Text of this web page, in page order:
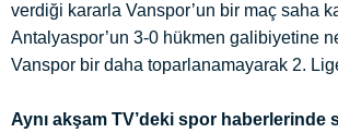
verdiği kararla Vanspor’un bir maç saha
Antalyaspor’un 3-0 hükmen galibiyetine
Vanspor bir daha toparlanamayarak 2.
Aynı akşam TV’deki spor haberlerinde